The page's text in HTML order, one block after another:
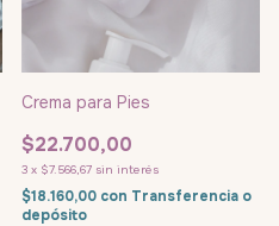
Crema para Pies
$22.700,00
3 x $7.566,67 sin interés
$18.160,00 con Transferencia o
depósito